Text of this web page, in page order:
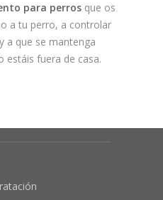
para perros que os
a tu perro, a controlar
a que se mantenga
estáis fuera de casa.